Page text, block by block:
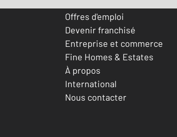
Offres d'emploi
Devenir franchisé
Entreprise et commerce
Fine Homes & Estates
À propos
International
Nous contacter